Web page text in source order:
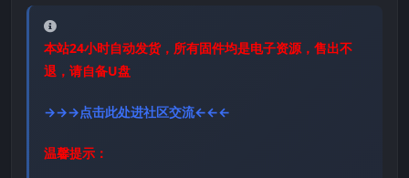
本站24小时自动发货，所有固件均是电子资源，售出不
退，请自备U盘
→→→点击此处进社区交流←←←
温馨提示：